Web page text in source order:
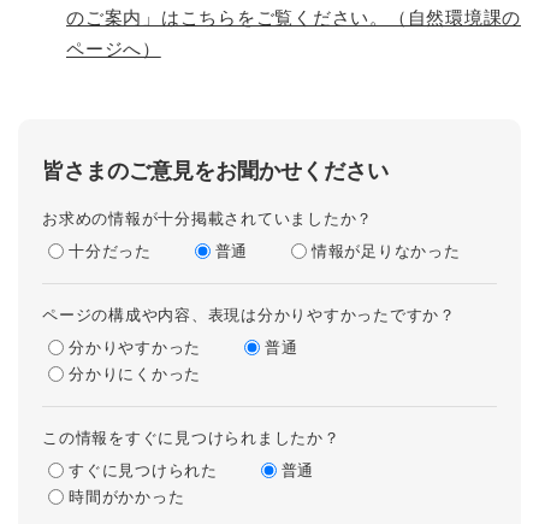
のご案内」はこちらをご覧ください。（自然環境課の
ページへ）
皆さまのご意見をお聞かせください
お求めの情報が十分掲載されていましたか？
十分だった
普通 情報が足りなかった
ページの構成や内容、表現は分かりやすかったですか？
分かりやすかった
普通
分かりにくかった
この情報をすぐに見つけられましたか？
すぐに見つけられた
普通
時間がかかった